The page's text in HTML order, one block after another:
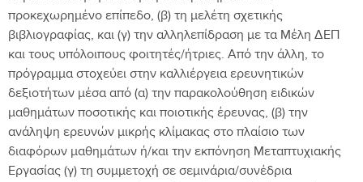
προκεχωρημένο επίπεδο, (β) τη μελέτη σχετικής
βιβλιογραφίας, και (γ) την αλληλεπίδραση με τα Μέλη ΔΕΠ
και τους υπόλοιπους φοιτητές/ήτριες. Από την άλλη, το
πρόγραμμα στοχεύει στην καλλιέργεια ερευνητικών
δεξιοτήτων μέσα από (α) την παρακολούθηση ειδικών
μαθημάτων ποσοτικής και ποιοτικής έρευνας, (β) την
ανάληψη ερευνών μικρής κλίμακας στο πλαίσιο των
διαφόρων μαθημάτων ή/και την εκπόνηση Μεταπτυχιακής
Εργασίας (γ) τη συμμετοχή σε σεμινάρια/συνέδρια